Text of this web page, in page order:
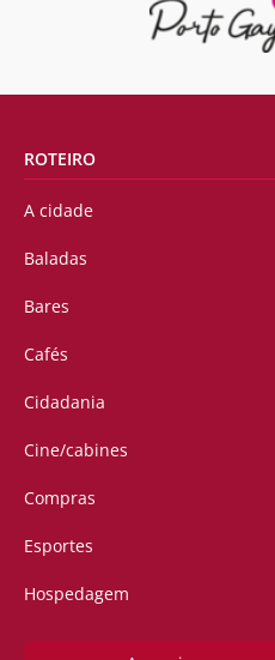
ROTEIRO
A cidade
Baladas
Bares
Cafés
Cidadania
Cine/cabines
Compras
Esportes
Hospedagem